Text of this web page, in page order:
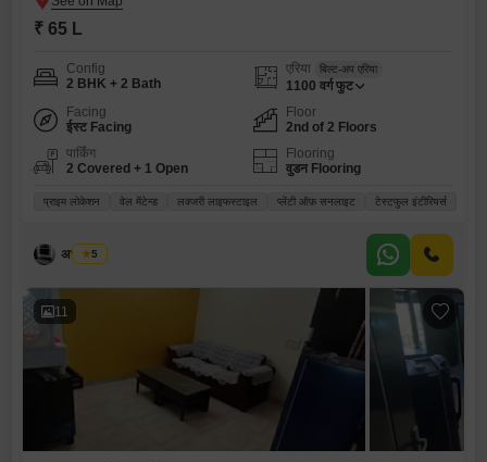
₹ 65 L
Config
2 BHK + 2 Bath
एरिया बिल्ट-अप एरिया
1100 वर्ग फुट
Facing
ईस्ट Facing
Floor
2nd of 2 Floors
पार्किंग
2 Covered + 1 Open
Flooring
वुडन Flooring
प्राइम लोकेशन वेल मेंटेन्ड लक्जरी लाइफस्टाइल प्लेंटी ऑफ़ सनलाइट टेस्टफुल इंटीरियर्स
अभय धैया
5
11